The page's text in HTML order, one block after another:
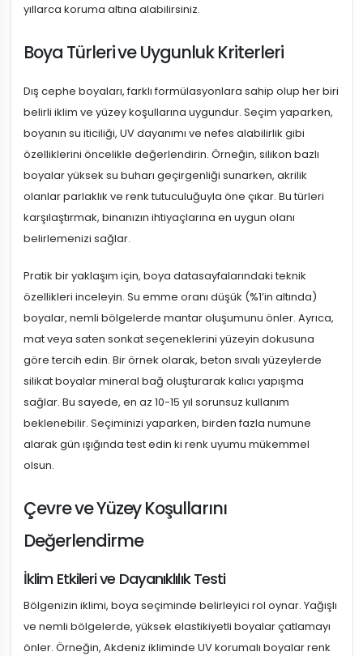
yıllarca koruma altına alabilirsiniz.
Boya Türleri ve Uygunluk Kriterleri
Dış cephe boyaları, farklı formülasyonlara sahip olup her biri
belirli iklim ve yüzey koşullarına uygundur. Seçim yaparken,
boyanın su iticiliği, UV dayanımı ve nefes alabilirlik gibi
özelliklerini öncelikle değerlendirin. Örneğin, silikon bazlı
boyalar yüksek su buharı geçirgenliği sunarken, akrilik
olanlar parlaklık ve renk tutuculuğuyla öne çıkar. Bu türleri
karşılaştırmak, binanızın ihtiyaçlarına en uygun olanı
belirlemenizi sağlar.
Pratik bir yaklaşım için, boya datasayfalarındaki teknik
özellikleri inceleyin. Su emme oranı düşük (%1’in altında)
boyalar, nemli bölgelerde mantar oluşumunu önler. Ayrıca,
mat veya saten sonkat seçeneklerini yüzeyin dokusuna
göre tercih edin. Bir örnek olarak, beton sıvalı yüzeylerde
silikat boyalar mineral bağ oluşturarak kalıcı yapışma
sağlar. Bu sayede, en az 10-15 yıl sorunsuz kullanım
beklenebilir. Seçiminizi yaparken, birden fazla numune
alarak gün ışığında test edin ki renk uyumu mükemmel
olsun.
Çevre ve Yüzey Koşullarını
Değerlendirme
İklim Etkileri ve Dayanıklılık Testi
Bölgenizin iklimi, boya seçiminde belirleyici rol oynar. Yağışlı
ve nemli bölgelerde, yüksek elastikiyetli boyalar çatlamayı
önler. Örneğin, Akdeniz ikliminde UV korumalı boyalar renk